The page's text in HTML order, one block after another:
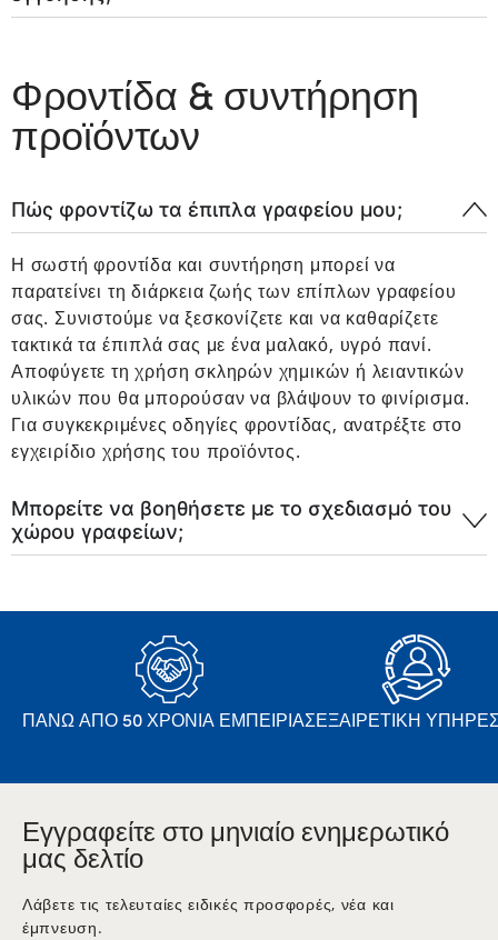
Φροντίδα & συντήρηση
προϊόντων
Πώς φροντίζω τα έπιπλα γραφείου μου;
Η σωστή φροντίδα και συντήρηση μπορεί να
παρατείνει τη διάρκεια ζωής των επίπλων γραφείου
σας. Συνιστούμε να ξεσκονίζετε και να καθαρίζετε
τακτικά τα έπιπλά σας με ένα μαλακό, υγρό πανί.
Αποφύγετε τη χρήση σκληρών χημικών ή λειαντικών
υλικών που θα μπορούσαν να βλάψουν το φινίρισμα.
Για συγκεκριμένες οδηγίες φροντίδας, ανατρέξτε στο
εγχειρίδιο χρήσης του προϊόντος.
Μπορείτε να βοηθήσετε με το σχεδιασμό του
χώρου γραφείων;
ΠΆΝΩ ΑΠΌ 50 ΧΡΌΝΙΑ ΕΜΠΕΙΡΊΑΣΕΞΑΙΡΕΤΙΚΉ
Εγγραφείτε στο μηνιαίο ενημερωτικό
μας δελτίο
Λάβετε τις τελευταίες ειδικές προσφορές, νέα και
έμπνευση.